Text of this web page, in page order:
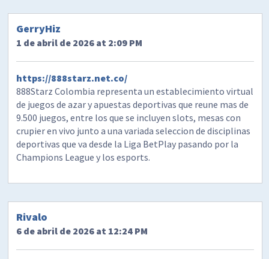
GerryHiz
1 de abril de 2026 at 2:09 PM
https://888starz.net.co/
888Starz Colombia representa un establecimiento virtual
de juegos de azar y apuestas deportivas que reune mas de
9.500 juegos, entre los que se incluyen slots, mesas con
crupier en vivo junto a una variada seleccion de disciplinas
deportivas que va desde la Liga BetPlay pasando por la
Champions League y los esports.
Rivalo
6 de abril de 2026 at 12:24 PM